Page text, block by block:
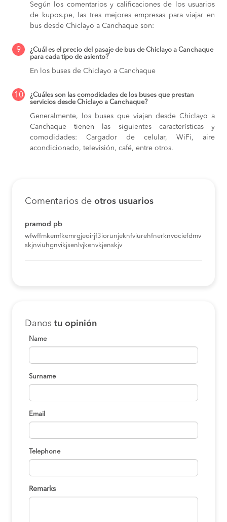
Según los comentarios y calificaciones de los usuarios
de kupos.pe, las tres mejores empresas para viajar en
bus desde Chiclayo a Canchaque son:
9
¿Cuál es el precio del pasaje de bus de Chiclayo a Canchaque
para cada tipo de asiento?
En los buses de Chiclayo a Canchaque
10
¿Cuáles son las comodidades de los buses que prestan
servicios desde Chiclayo a Canchaque?
Generalmente, los buses que viajan desde Chiclayo a
Canchaque tienen las siguientes características y
comodidades: Cargador de celular, WiFi, aire
acondicionado, televisión, café, entre otros.
Comentarios de otros usuarios
pramod pb
wfwffmkemfkemrgjeoirjf3iorunjeknfviurehfnerknvociefdmv
skjnviuhgnvikjsenlvjkenvkjenskjv
Danos tu opinión
Name
Surname
Email
Telephone
Remarks